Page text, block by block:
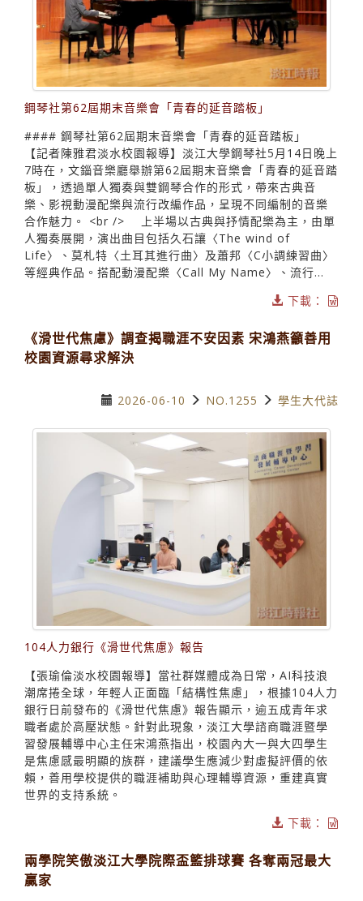
鋼琴社第62屆期末音樂會「青春的延音踏板」
#### 鋼琴社第62屆期末音樂會「青春的延音踏板」
【記者陳雅君淡水校園報導】淡江大學鋼琴社5月14日晚上
7時在，文錙音樂廳舉辦第62屆期末音樂會「青春的延音踏
板」，透過單人獨奏與雙鋼琴合作的形式，帶來古典音
樂、影視動漫配樂與流行改編作品，呈現不同編制的音樂
合作魅力。 <br /> 上半場以古典與抒情配樂為主，由單
人獨奏展開，演出曲目包括久石讓〈The wind of
Life〉、莫札特〈土耳其進行曲〉及蕭邦〈C小調練習曲〉
等經典作品。搭配動漫配樂〈Call My Name〉、流行...
下載：
《滑世代焦慮》調查揭職涯不安因素 宋鴻燕籲善用
校園資源尋求解決
2026-06-10 NO.1255 學生大代誌
104人力銀行《滑世代焦慮》報告
【張瑜倫淡水校園報導】當社群媒體成為日常，AI科技浪
潮席捲全球，年輕人正面臨「結構性焦慮」，根據104人力
銀行日前發布的《滑世代焦慮》報告顯示，逾五成青年求
職者處於高壓狀態。針對此現象，淡江大學諮商職涯暨學
習發展輔導中心主任宋鴻燕指出，校園內大一與大四學生
是焦慮感最明顯的族群，建議學生應減少對虛擬評價的依
賴，善用學校提供的職涯補助與心理輔導資源，重建真實
世界的支持系統。
下載：
兩學院笑傲淡江大學院際盃籃排球賽 各奪兩冠最大
贏家